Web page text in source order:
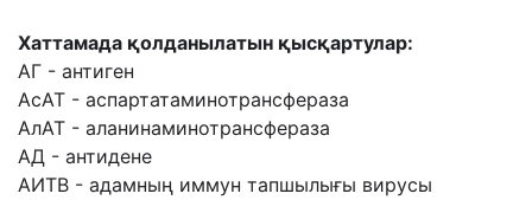
Хаттамада қолданылатын қысқартулар:
АГ - антиген
АсАТ - аспартатаминотрансфераза
АлАТ - аланинаминотрансфераза
АД - антидене
АИТВ - адамның иммун тапшылығы вирусы